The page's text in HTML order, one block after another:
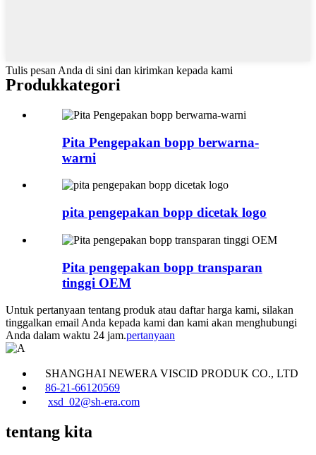
Tulis pesan Anda di sini dan kirimkan kepada kami
Produkkategori
Pita Pengepakan bopp berwarna-
warni
pita pengepakan bopp dicetak logo
Pita pengepakan bopp transparan
tinggi OEM
Untuk pertanyaan tentang produk atau daftar harga kami, silakan
tinggalkan email Anda kepada kami dan kami akan menghubungi
Anda dalam waktu 24 jam.pertanyaan
SHANGHAI NEWERA VISCID PRODUK CO., LTD
86-21-66120569
xsd_02@sh-era.com
tentang kita